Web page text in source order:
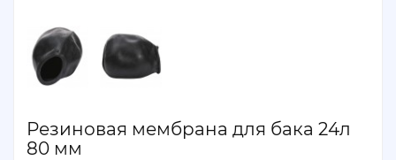
Резиновая мембрана для бака 24л
80 мм